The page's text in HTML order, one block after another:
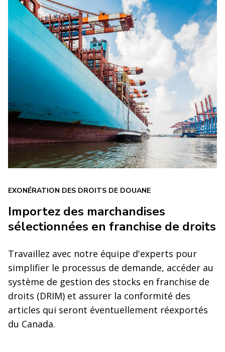
EXONÉRATION DES DROITS DE DOUANE
Importez des marchandises
sélectionnées en franchise de droits
Travaillez avec notre équipe d'experts pour
simplifier le processus de demande, accéder au
système de gestion des stocks en franchise de
droits (DRIM) et assurer la conformité des
articles qui seront éventuellement réexportés
du Canada.